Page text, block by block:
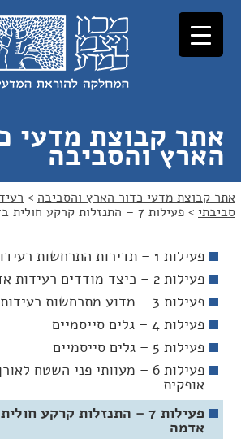
לתוכן
לניווט
אתר קבוצת מדעי
הארץ והסביבה
אתר קבוצת מדעי כדור הארץ והסביבה >
סביבתי > פעילות 7 – התנזלות קרקע חולית בזמן רעידת אדמה
פעילות 1 – תדירות התרחשות רעידות אדמה
פעילות 2 – כיצד מודדים רעידות אדמה?
פעילות 3 – מדוע מתרחשות רעידות אדמה?
פעילות 4 – גלים סייסמיים
פעילות 5 – גלים סייסמיים
פעילות 6 – מעוותי פני השטח
אופקית
פעילות 7 – התנזלות קרקע
אדמה